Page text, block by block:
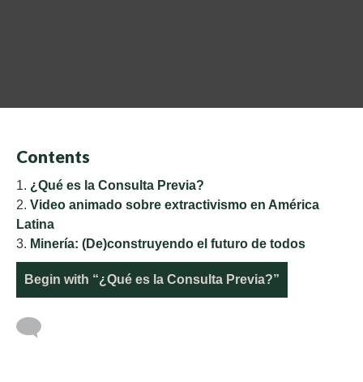
Contents
¿Qué es la Consulta Previa?
Video animado sobre extractivismo en América
Latina
Minería: (De)construyendo el futuro de todos
Begin with “¿Qué es la Consulta Previa?”